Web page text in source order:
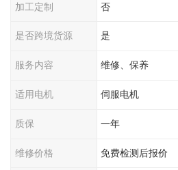
加工定制 否
是否跨境货源 是
服务内容 维修、保养
适用电机 伺服电机
质保 一年
维修价格 免费检测后报价